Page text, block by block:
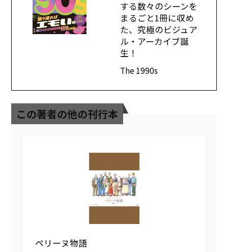
する数々のシーンを
まるごと1冊に収め
た、究極のビジュア
ル・アーカイブ誕
生！
The 1990s
この著者の他の刊行本
ペリーヌ物語